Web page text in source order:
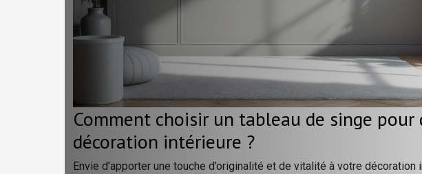
Comment choisir un tableau de singe
décoration intérieure ?
Envie d’apporter une touche d’originalité et de vitalité à votre décoration